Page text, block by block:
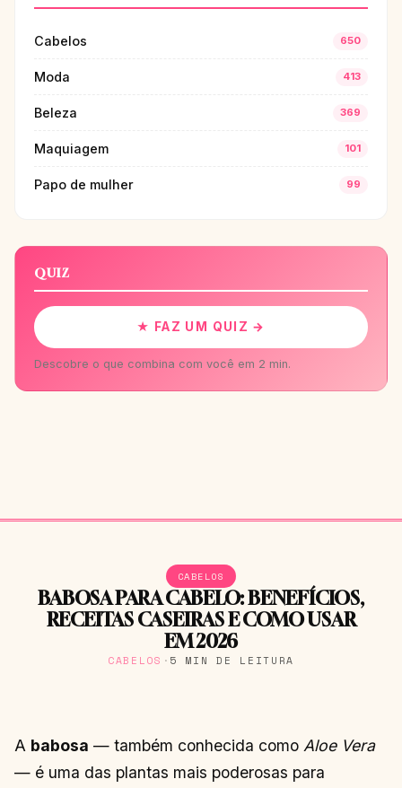
Cabelos 650
Moda 413
Beleza 369
Maquiagem 101
Papo de mulher 99
QUIZ
★ FAZ UM QUIZ →
Descobre o que combina com você em 2 min.
CABELOS
BABOSA PARA CABELO: BENEFÍCIOS,
RECEITAS CASEIRAS E COMO USAR
EM 2026
CABELOS · 5 MIN DE LEITURA
A babosa — também conhecida como Aloe Vera
— é uma das plantas mais poderosas para